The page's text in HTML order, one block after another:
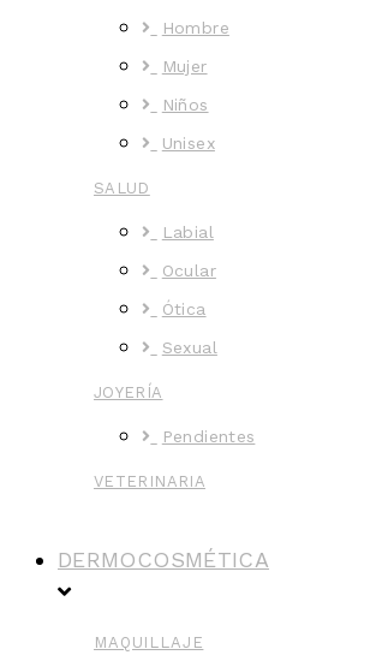
Hombre
Mujer
Niños
Unisex
SALUD
Labial
Ocular
Ótica
Sexual
JOYERÍA
Pendientes
VETERINARIA
DERMOCOSMÉTICA
MAQUILLAJE